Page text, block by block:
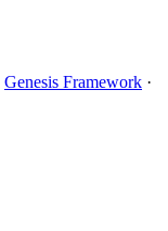
Genesis Framework ·